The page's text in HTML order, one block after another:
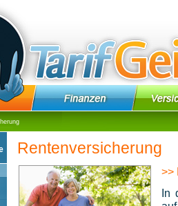
Rentenversicherung
>>
In